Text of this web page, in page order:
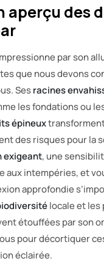
aperçu des
par son
que nous devons
Sesracines
les fondations ou
épineux
des risques pour la
exigeant, une
aux intempéries, et
approfondie
locale et les
étouffées par son
pour décortiquer
éclairée.